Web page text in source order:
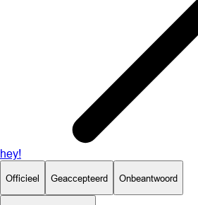
hey!
Officieel Geaccepteerd Onbeantwoord